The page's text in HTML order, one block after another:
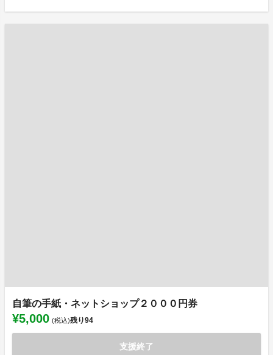
自筆の手紙・ネットショップ２０００円券
¥5,000 (税込)残り94
支援終了